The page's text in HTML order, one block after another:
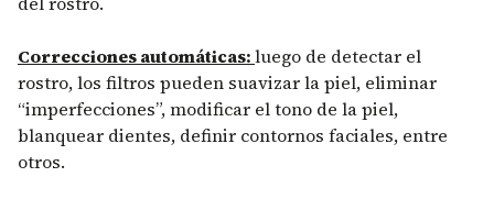
Correcciones automáticas:luego de detectar el
rostro, los filtros pueden suavizar la piel, eliminar
“imperfecciones”, modificar el tono de la piel,
blanquear dientes, definir contornos faciales, entre
otros.